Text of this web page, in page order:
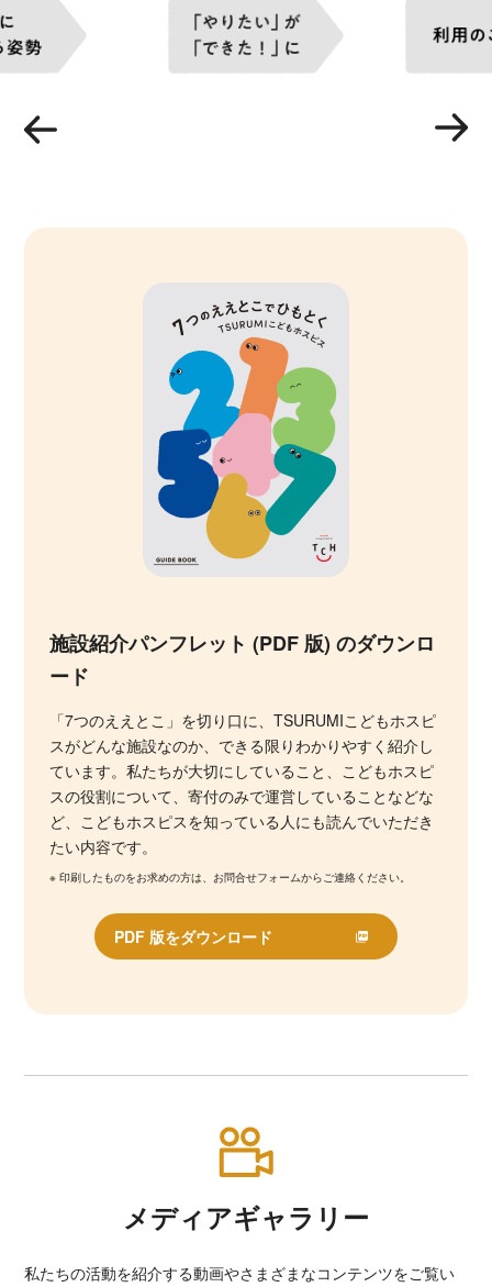
施設紹介パンフレット (PDF 版) のダウンロ
ード
「7つのええとこ」を切り口に、TSURUMIこどもホスピ
スがどんな施設なのか、できる限りわかりやすく紹介し
ています。私たちが大切にしていること、こどもホスピ
スの役割について、寄付のみで運営していることなどな
ど、こどもホスピスを知っている人にも読んでいただき
たい内容です。
※ 印刷したものをお求めの方は、お問合せフォームからご連絡ください。
PDF 版をダウンロード
メディアギャラリー
私たちの活動を紹介する動画やさまざまなコンテンツをご覧い